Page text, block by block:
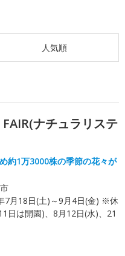
人気順
ナチュラリステ
約1万3000株の季節の花々が
7月18日(土)～9月4日(金) ※休
日は開園)、8月12日(水)、21